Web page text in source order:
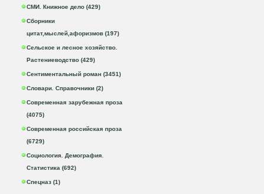
СМИ. Книжное дело (429)
Сборники
цитат,мыслей,афоризмов (197)
Сельское и лесное хозяйство.
Растениеводство (429)
Сентиментальный роман (3451)
Словари. Справочники (2)
Современная зарубежная проза
(4075)
Современная российская проза
(6729)
Социология. Демография.
Статистика (692)
Спецназ (1)